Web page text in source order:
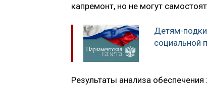
капремонт, но не могут
Детям-
социальной
Результаты анализа